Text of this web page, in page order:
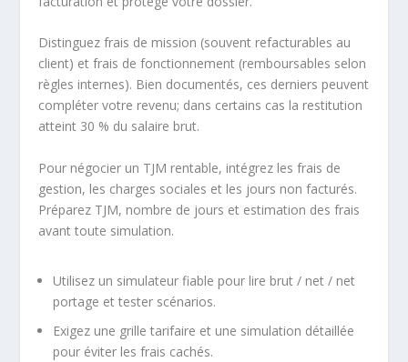
Distinguez frais de mission (souvent refacturables au
client) et frais de fonctionnement (remboursables selon
règles internes). Bien documentés, ces derniers peuvent
compléter votre revenu; dans certains cas la restitution
atteint 30 % du salaire brut.
Pour négocier un TJM rentable, intégrez les frais de
gestion, les charges sociales et les jours non facturés.
Préparez TJM, nombre de jours et estimation des frais
avant toute simulation.
Utilisez un simulateur fiable pour lire brut / net / net
portage et tester scénarios.
Exigez une grille tarifaire et une simulation détaillée
pour éviter les frais cachés.